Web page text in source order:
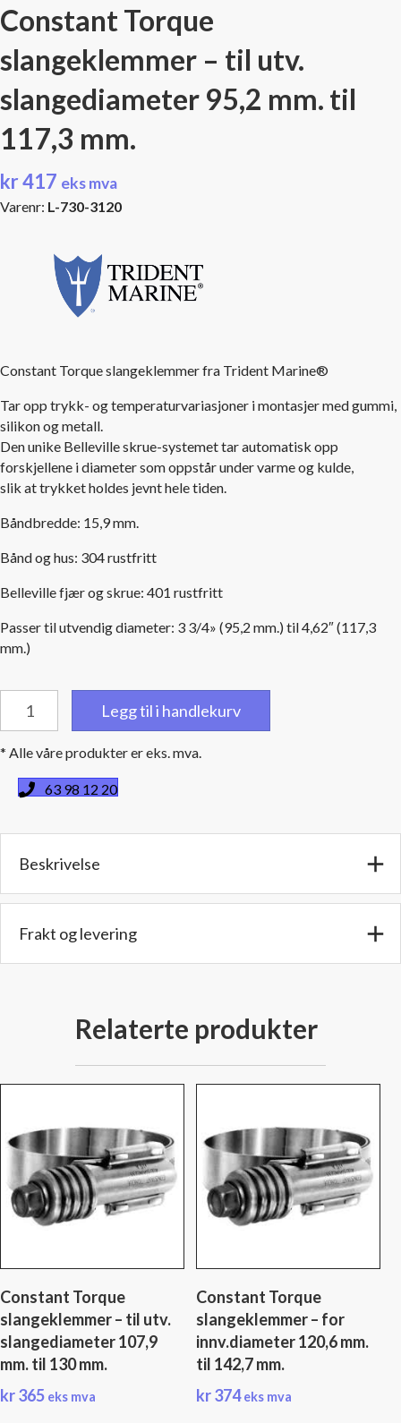
Constant Torque
slangeklemmer – til utv.
slangediameter 95,2 mm. til
117,3 mm.
kr417 eks mva
Varenr: L-730-3120
Constant Torque slangeklemmer fra Trident Marine®
Tar opp trykk- og temperaturvariasjoner i montasjer med gummi,
silikon og metall.
Den unike Belleville skrue-systemet tar automatisk opp
forskjellene i diameter som oppstår under varme og kulde,
slik at trykket holdes jevnt hele tiden.
Båndbredde: 15,9 mm.
Bånd og hus: 304 rustfritt
Belleville fjær og skrue: 401 rustfritt
Passer til utvendig diameter: 3 3/4» (95,2 mm.) til 4,62″ (117,3
mm.)
Torque
utv.
mm.
117,3
mm.
Legg til i handlekurv
* Alle våre produkter er eks. mva.
63 98 12 20
Beskrivelse
Frakt og levering
Relaterte produkter
Constant Torque
slangeklemmer – til utv.
slangediameter 107,9
mm. til 130 mm.
kr365 eks mva
Constant Torque
slangeklemmer – for
innv.diameter 120,6 mm.
til 142,7 mm.
kr374 eks mva